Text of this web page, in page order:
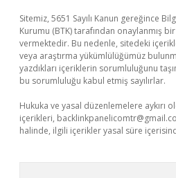
Sitemiz, 5651 Sayılı Kanun gereğince
Kurumu (BTK) tarafından onaylanmış
vermektedir. Bu nedenle, sitedeki
veya araştırma yükümlülüğümüz
yazdıkları içeriklerin sorumluluğunu
bu sorumluluğu kabul etmiş sayılırlar.
Hukuka ve yasal düzenlemelere aykırı
içerikleri,
halinde, ilgili içerikler yasal süre